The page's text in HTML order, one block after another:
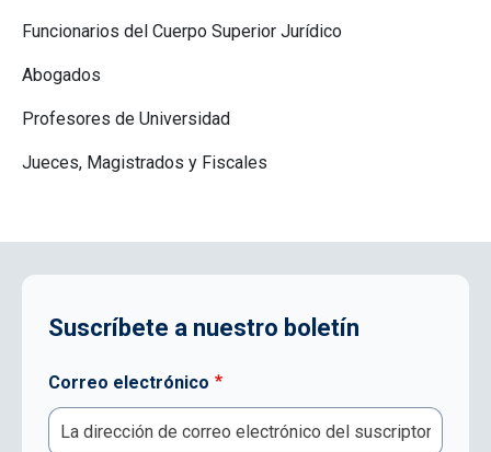
Funcionarios del Cuerpo Superior Jurídico
Abogados
Profesores de Universidad
Jueces, Magistrados y Fiscales
Suscríbete a nuestro boletín
Correo electrónico